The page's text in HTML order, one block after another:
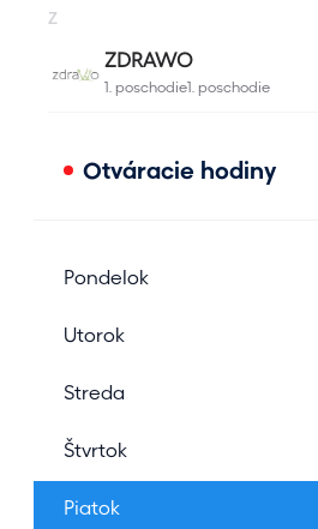
Otváracie hodiny
Pondelok
Utorok
Streda
Štvrtok
Piatok